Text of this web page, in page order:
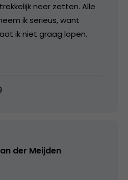
neer zetten. Alle
ik serieus, want
ik niet graag lopen.
der Meijden